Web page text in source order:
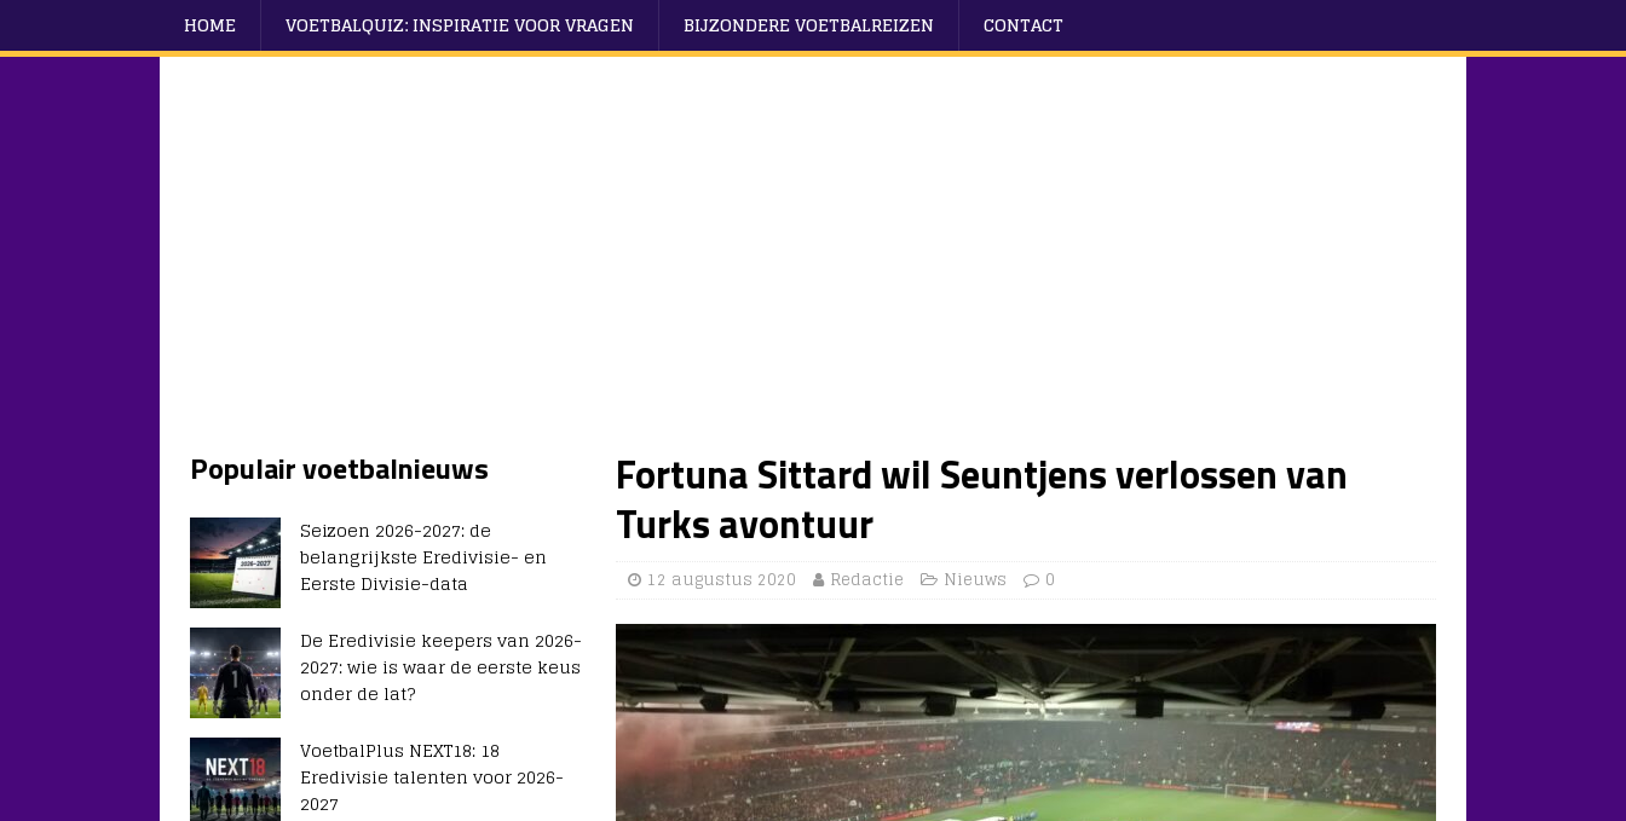
HOME VOETBALQUIZ: INSPIRATIE VOOR VRAGEN BIJZONDERE VOETBALREIZEN CONTACT
Fortuna Sittard wil Seuntjens verlossen van
Turks avontuur
12 augustus 2020 Redactie Nieuws 0
Populair voetbalnieuws
Seizoen 2026-2027: de
belangrijkste Eredivisie- en
Eerste Divisie-data
De Eredivisie keepers van 2026-
2027: wie is waar de eerste keus
onder de lat?
VoetbalPlus NEXT18: 18
Eredivisie talenten voor 2026-
2027